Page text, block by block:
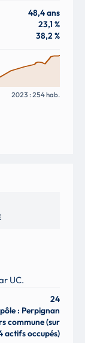
48,4 ans
23,1 %
38,2 %
2023 : 254 hab.
UC.
24
pôle : Perpignan
commune (sur
actifs occupés)